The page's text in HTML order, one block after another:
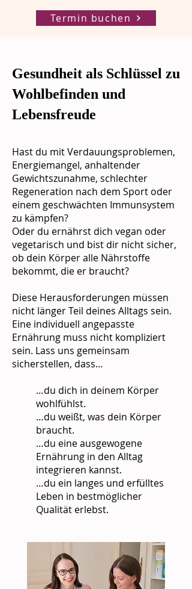
Termin buchen
Gesundheit als Schlüssel zu
Wohlbefinden und
Lebensfreude
Hast du mit Verdauungsproblemen,
Energiemangel, anhaltender
Gewichtszunahme, schlechter
Regeneration nach dem Sport oder
einem geschwächten Immunsystem
zu kämpfen?
Oder du ernährst dich vegan oder
vegetarisch und bist dir nicht sicher,
ob dein Körper alle Nährstoffe
bekommt, die er braucht?
Diese Herausforderungen müssen
nicht länger Teil deines Alltags sein.
Eine individuell angepasste
Ernährung muss nicht kompliziert
sein. Lass uns gemeinsam
sicherstellen, dass…
…du dich in deinem Körper
wohlfühlst.
…du weißt, was dein Körper
braucht.
…du eine ausgewogene
Ernährung in den Alltag
integrieren kannst.
…du ein langes und erfülltes
Leben in bestmöglicher
Qualität erlebst.